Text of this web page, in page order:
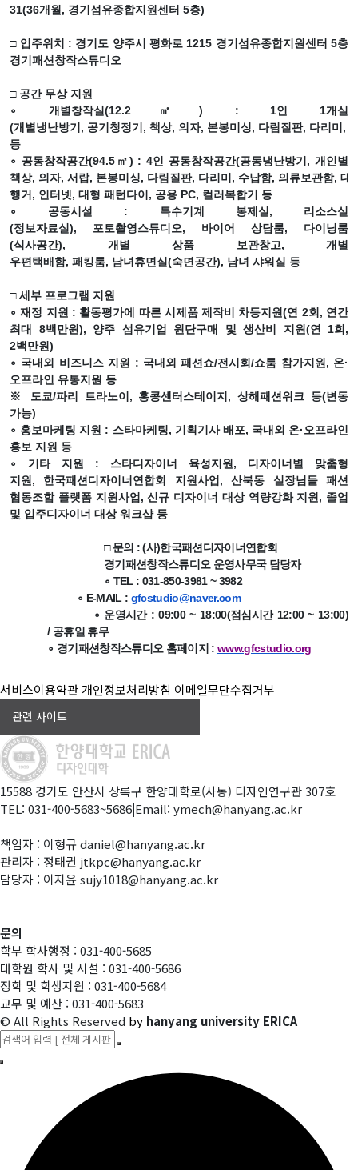
31(36개월 , 경기섬유종합지원센터 5층)
□ 입주위치 : 경기도 양주시 평화로 1215 경기섬유종합지원센터5층
경기패션창작스튜디오
□ 공간 무상 지원
∘ 개별창작실(12.2㎡) : 1인 1개실
(개별냉난방기 , 공기청정기 , 책상, 의자, 본봉미싱, 다림질판, 다리미 ,
등
∘ 공동창작공간(94.5㎡) : 4인 공동창작공간(공동냉난방기 ,개인별
책상, 의자, 서랍, 본봉미싱, 다림질판, 다리미 , 수납함, 의류보관함, 대
행거 , 인터넷, 대형 패턴다이 , 공용 PC, 컬러복합기 등
∘ 공동시설 : 특수기계 봉제실 , 리소스실
(정보자료실), 포토촬영스튜디오, 바이어 상담룸, 다이닝룸
(식사공간), 개별 상품 보관창고, 개별
우편택배함, 패킹룸, 남녀휴면실(숙면공간), 남녀 샤워실 등
□세부 프로그램 지원
∘재정 지원 : 활동평가에 따른 시제품 제작비 차등지원(연 2회 , 연간
최대 8백만원), 양주 섬유기업 원단구매 및 생산비 지원(연 1회 ,
2백만원)
∘ 국내외 비즈니스 지원 : 국내외 패션쇼/전시회/쇼룸 참가지원 , 온·
오프라인 유통지원 등
※
도쿄/파리 트라노이 , 홍콩센터스테이지 ,상해패션위크 등(변동
가능)
∘ 홍보마케팅 지원 : 스타마케팅, 기획기사 배포, 국내외 온· 오프라인
홍보 지원 등
∘ 기타 지원 : 스타디자이너 육성지원 , 디자이너별 맞춤형
지원 , 한국패션디자이너연합회 지원사업 ,산북동 실장님들 패션
협동조합 플랫폼 지원사업 ,신규 디자이너 대상 역량강화 지원 , 졸업
및 입주디자이너 대상 워크샵 등
□문의 : (사)한국패션디자이너연합회
경기패션창작스튜디오 운영사무국 담당자
∘ TEL : 031-850-3981 ~ 3982
∘ E-MAIL : gfcstudio@naver.com
∘ 운영시간 : 09:00 ~ 18:00(점심시간 12:00 ~ 13:00)
/ 공휴일 휴무
∘ 경기패션창작스튜디오 홈페이지 : www.gfcstudio.org
서비스이용약관개인정보처리방침 이메일무단수집거부
관련 사이트
15588 경기도 안산시 상록구 한양대학로(사동) 디자인연구관 307호
TEL: 031-400-5683~5686|Email: ymech@hanyang.ac.kr
책임자 : 이형규 daniel@hanyang.ac.kr
관리자 : 정태권 jtkpc@hanyang.ac.kr
담당자 : 이지윤 sujy1018@hanyang.ac.kr
문의
학부 학사행정 : 031-400-5685
대학원 학사 및 시설 : 031-400-5686
장학 및 학생지원 : 031-400-5684
교무 및 예산 : 031-400-5683
© All Rights Reserved by hanyang university ERICA